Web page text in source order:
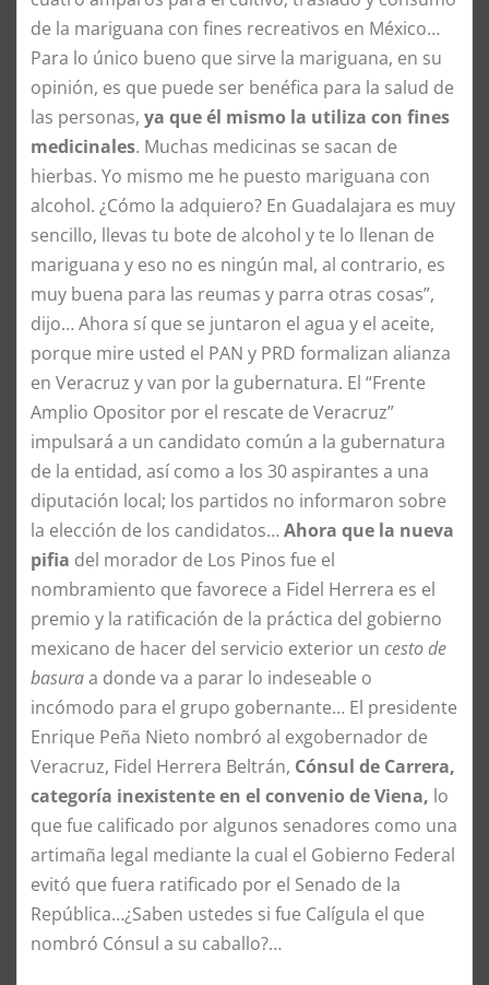
de la mariguana con fines recreativos en México…
Para lo único bueno que sirve la mariguana, en su
opinión, es que puede ser benéfica para la salud de
las personas, ya que él mismo la utiliza con fines
medicinales. Muchas medicinas se sacan de
hierbas. Yo mismo me he puesto mariguana con
alcohol. ¿Cómo la adquiero? En Guadalajara es muy
sencillo, llevas tu bote de alcohol y te lo llenan de
mariguana y eso no es ningún mal, al contrario, es
muy buena para las reumas y parra otras cosas”,
dijo… Ahora sí que se juntaron el agua y el aceite,
porque mire usted el PAN y PRD formalizan alianza
en Veracruz y van por la gubernatura. El “Frente
Amplio Opositor por el rescate de Veracruz”
impulsará a un candidato común a la gubernatura
de la entidad, así como a los 30 aspirantes a una
diputación local; los partidos no informaron sobre
la elección de los candidatos… Ahora que la nueva
pifia del morador de Los Pinos fue el
nombramiento que favorece a Fidel Herrera es el
premio y la ratificación de la práctica del gobierno
mexicano de hacer del servicio exterior un cesto de
basuraa donde va a parar lo indeseable o
incómodo para el grupo gobernante… El presidente
Enrique Peña Nieto nombró al exgobernador de
Veracruz, Fidel Herrera Beltrán, Cónsul de Carrera,
categoría inexistente en el convenio de Viena, lo
que fue calificado por algunos senadores como una
artimaña legal mediante la cual el Gobierno Federal
evitó que fuera ratificado por el Senado de la
República…¿Saben ustedes si fue Calígula el que
nombró Cónsul a su caballo?…